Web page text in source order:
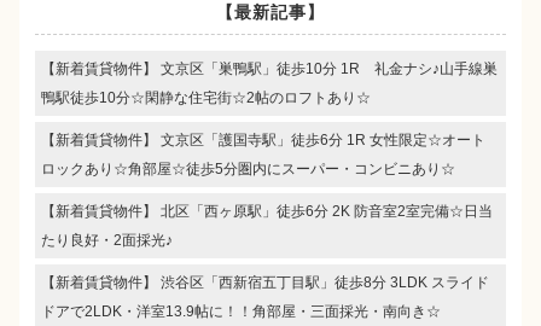
【最新記事】
【新着賃貸物件】 文京区「巣鴨駅」徒歩10分 1R 礼金ナシ♪山手線巣
鴨駅徒歩10分☆閑静な住宅街☆2帖のロフトあり☆
【新着賃貸物件】 文京区「護国寺駅」徒歩6分 1R 女性限定☆オート
ロックあり☆角部屋☆徒歩5分圏内にスーパー・コンビニあり☆
【新着賃貸物件】 北区「西ヶ原駅」徒歩6分 2K 防音室2室完備☆日当
たり良好・2面採光♪
【新着賃貸物件】 渋谷区「西新宿五丁目駅」徒歩8分 3LDK スライド
ドアで2LDK・洋室13.9帖に！！角部屋・三面採光・南向き☆